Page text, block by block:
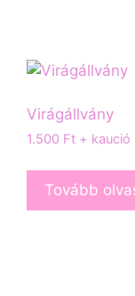
Virágállvány
1.500 Ft + kaució
Tovább